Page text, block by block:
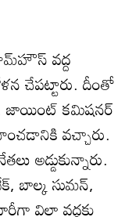
వద్ద
చేపట్టారు. దీంతో
జాయింట్ కమిషనర్
వచ్చారు.
అడ్డుకున్నారు.
బాల్క సుమన్,
విల్లా వద్దకు